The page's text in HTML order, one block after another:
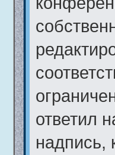
ответил
надпись,